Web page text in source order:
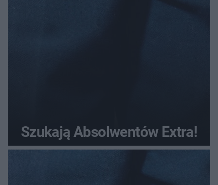
Szukają Absolwentów Extra!